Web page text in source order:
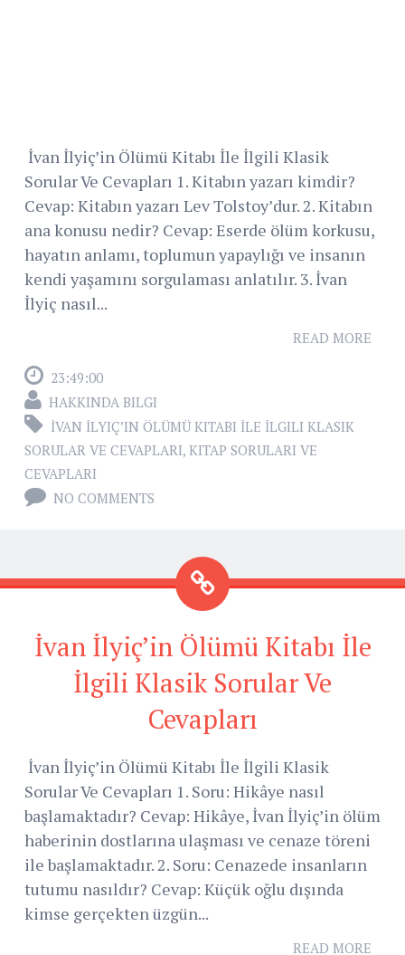
İvan İlyiç’in Ölümü Kitabı İle İlgili Klasik
Sorular Ve Cevapları 1. Kitabın yazarı kimdir?
Cevap: Kitabın yazarı Lev Tolstoy’dur. 2. Kitabın
ana konusu nedir? Cevap: Eserde ölüm korkusu,
hayatın anlamı, toplumun yapaylığı ve insanın
kendi yaşamını sorgulaması anlatılır. 3. İvan
İlyiç nasıl...
READ MORE
23:49:00
HAKKINDA BILGI
İVAN İLYIÇ’IN ÖLÜMÜ KITABI İLE İLGILI KLASIK
SORULAR VE CEVAPLARI, KITAP SORULARI VE
CEVAPLARI
NO COMMENTS
İvan İlyiç’in Ölümü Kitabı İle
İlgili Klasik Sorular Ve
Cevapları
İvan İlyiç’in Ölümü Kitabı İle İlgili Klasik
Sorular Ve Cevapları 1. Soru: Hikâye nasıl
başlamaktadır? Cevap: Hikâye, İvan İlyiç’in ölüm
haberinin dostlarına ulaşması ve cenaze töreni
ile başlamaktadır. 2. Soru: Cenazede insanların
tutumu nasıldır? Cevap: Küçük oğlu dışında
kimse gerçekten üzgün...
READ MORE